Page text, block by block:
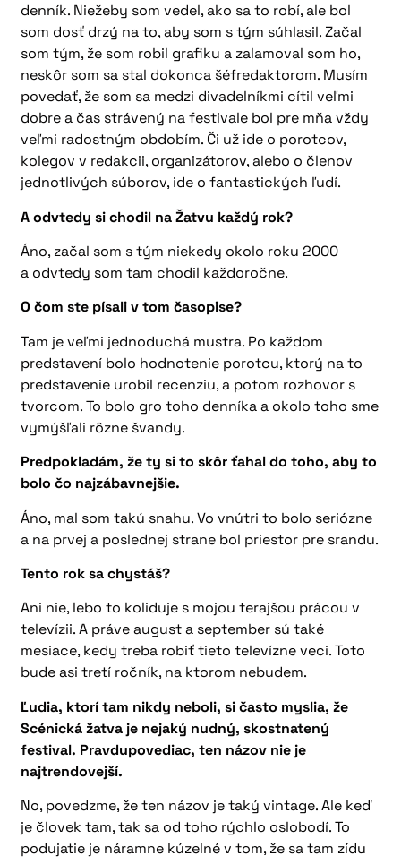
denník. Niežeby som vedel, ako sa to robí, ale bol
som dosť drzý na to, aby som s tým súhlasil. Začal
som tým, že som robil grafiku a zalamoval som ho,
neskôr som sa stal dokonca šéfredaktorom. Musím
povedať, že som sa medzi divadelníkmi cítil veľmi
dobre a čas strávený na festivale bol pre mňa vždy
veľmi radostným obdobím. Či už ide o porotcov,
kolegov v redakcii, organizátorov, alebo o členov
jednotlivých súborov, ide o fantastických ľudí.
A odvtedy si chodil na Žatvu každý rok?
Áno, začal som s tým niekedy okolo roku 2000
a odvtedy som tam chodil každoročne.
O čom ste písali v tom časopise?
Tam je veľmi jednoduchá mustra. Po každom
predstavení bolo hodnotenie porotcu, ktorý na to
predstavenie urobil recenziu, a potom rozhovor s
tvorcom. To bolo gro toho denníka a okolo toho sme
vymýšľali rôzne švandy.
Predpokladám, že ty si to skôr ťahal do toho, aby to
bolo čo najzábavnejšie.
Áno, mal som takú snahu. Vo vnútri to bolo seriózne
a na prvej a poslednej strane bol priestor pre srandu.
Tento rok sa chystáš?
Ani nie, lebo to koliduje s mojou terajšou prácou v
televízii. A práve august a september sú také
mesiace, kedy treba robiť tieto televízne veci. Toto
bude asi tretí ročník, na ktorom nebudem.
Ľudia, ktorí tam nikdy neboli, si často myslia, že
Scénická žatva je nejaký nudný, skostnatený
festival. Pravdupovediac, ten názov nie je
najtrendovejší.
No, povedzme, že ten názov je taký vintage. Ale keď
je človek tam, tak sa od toho rýchlo oslobodí. To
podujatie je náramne kúzelné v tom, že sa tam zídu